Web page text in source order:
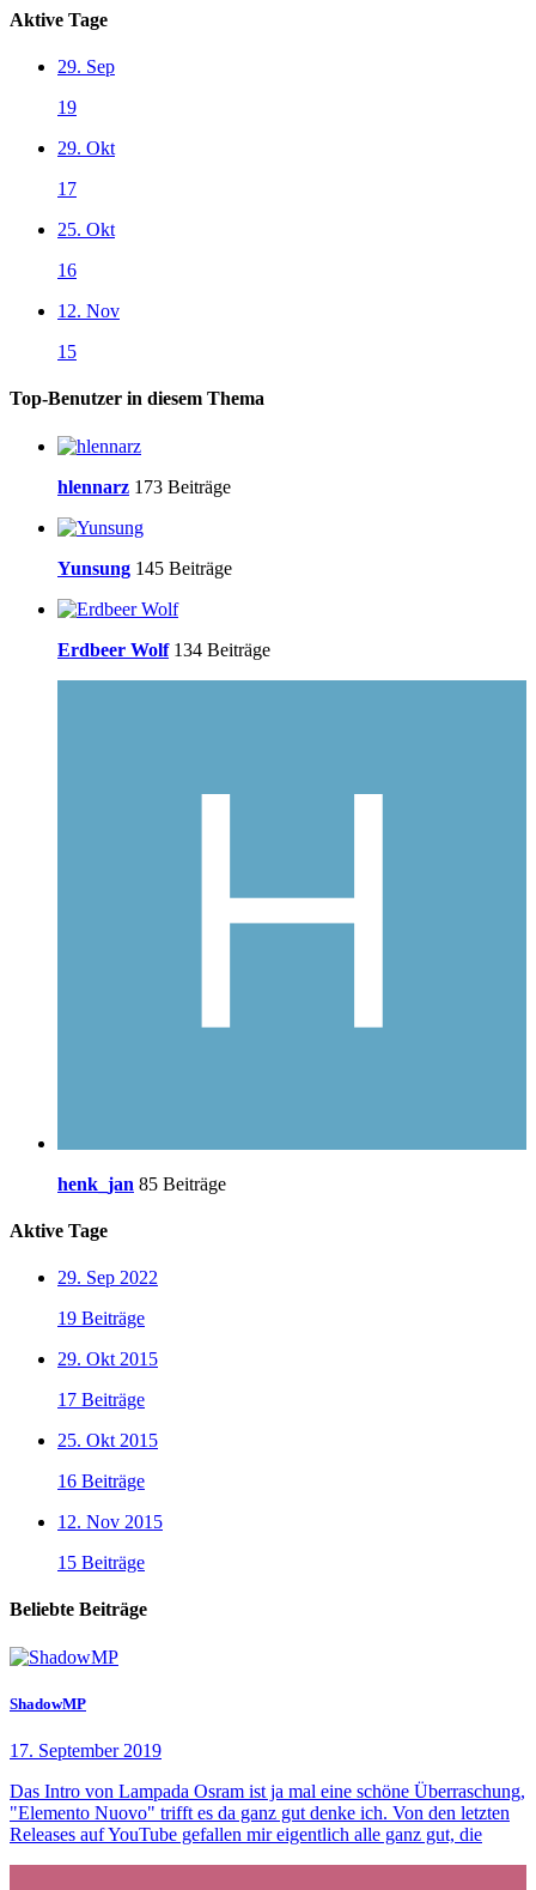
Aktive Tage
29. Sep
19
29. Okt
17
25. Okt
16
12. Nov
15
Top-Benutzer in diesem Thema
hlennarz 173 Beiträge
Yunsung 145 Beiträge
Erdbeer Wolf 134 Beiträge
henk_jan 85 Beiträge
Aktive Tage
29. Sep 2022
19 Beiträge
29. Okt 2015
17 Beiträge
25. Okt 2015
16 Beiträge
12. Nov 2015
15 Beiträge
Beliebte Beiträge
ShadowMP
17. September 2019
Das Intro von Lampada Osram ist ja mal eine schöne Überraschung,
"Elemento Nuovo" trifft es da ganz gut denke ich. Von den letzten
Releases auf YouTube gefallen mir eigentlich alle ganz gut, die